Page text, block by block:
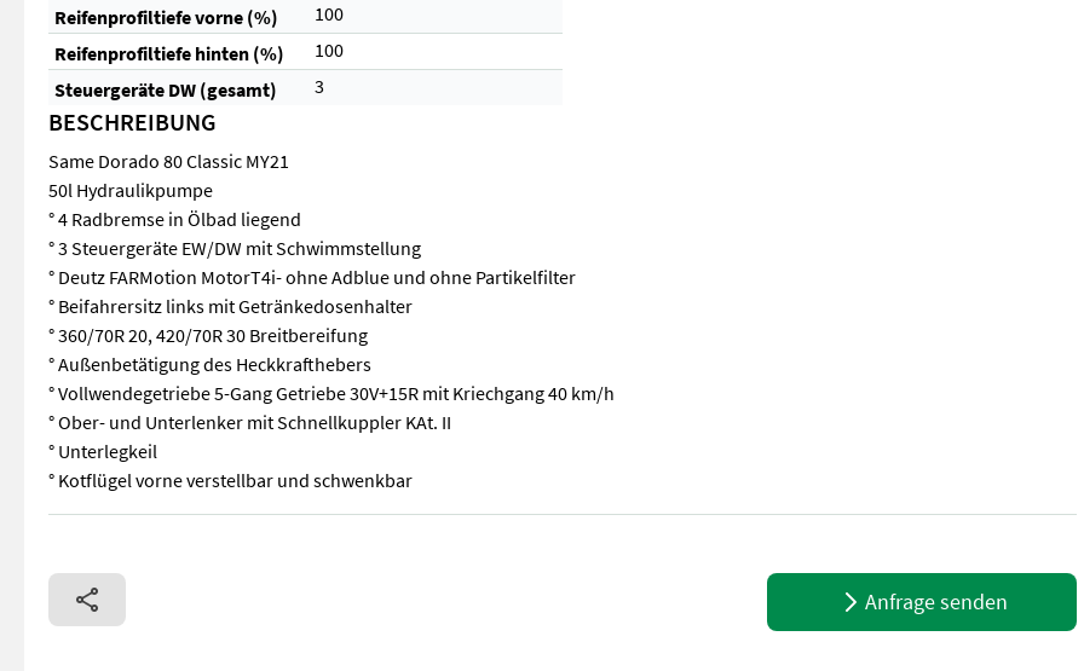
Reifenprofiltiefe vorne (%)
100
Reifenprofiltiefe hinten (%)
100
Steuergeräte DW (gesamt)
3
BESCHREIBUNG
Same Dorado 80 Classic MY21
50l Hydraulikpumpe
° 4 Radbremse in Ölbad liegend
° 3 Steuergeräte EW/DW mit Schwimmstellung
° Deutz FARMotion MotorT4i- ohne Adblue und ohne Partikelfilter
° Beifahrersitz links mit Getränkedosenhalter
° 360/70R 20, 420/70R 30 Breitbereifung
° Außenbetätigung des Heckkrafthebers
° Vollwendegetriebe 5-Gang Getriebe 30V+15R mit Kriechgang 40 km/h
° Ober- und Unterlenker mit Schnellkuppler KAt. II
° Unterlegkeil
° Kotflügel vorne verstellbar und schwenkbar
Same Dorado 80 Classic MY21 50l Hydraulikpumpe ° 4 Radbremse in Ölbad liegend ° 3 Steuergeräte EW/DW mit
Anfrage senden